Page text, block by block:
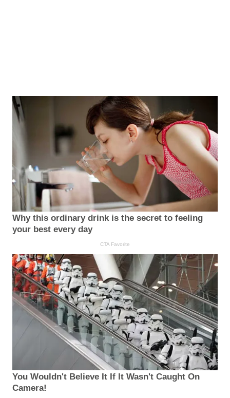
Why this ordinary drink is the secret to feeling
your best every day
CTA Favorite
You Wouldn't Believe It If It Wasn't Caught On
Camera!